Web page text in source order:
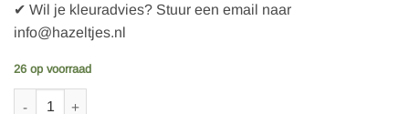
✔ Wil je kleuradvies? Stuur een email naar
info@hazeltjes.nl
26 op voorraad
Cloud9 Baltic Woodland - Wild Animals | Dark aantal